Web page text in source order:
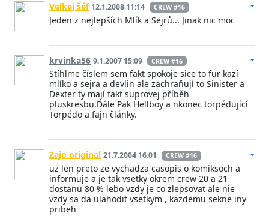
Velkej šéf 12.1.2008 11:14 CREW #16
Jeden z nejlepších Mlík a Sejrů... Jinak nic moc
krvinka56 9.1.2007 15:09 CREW #16
Stíhlme číslem sem fakt spokoje sice to fur kazí
mlíko a sejra a devlin ale zachraňují to Sinister a
Dexter ty mají fakt suprovej příběh
pluskresbu.Dále Pak Hellboy a nkonec torpédující
Torpédo a fajn články.
Zajo original 21.7.2004 16:01 CREW #16
uz len preto ze vychadza casopis o komiksoch a
informuje a je tak vsetky okrem crew 20 a 21
dostanu 80 % lebo vzdy je co zlepsovat ale nie
vzdy sa da ulahodit vsetkym , kazdemu sekne iny
pribeh